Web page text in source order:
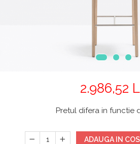
Scaune Inalte De Bar2.986,52
Pretul difera in functie
ADAUGA IN COS